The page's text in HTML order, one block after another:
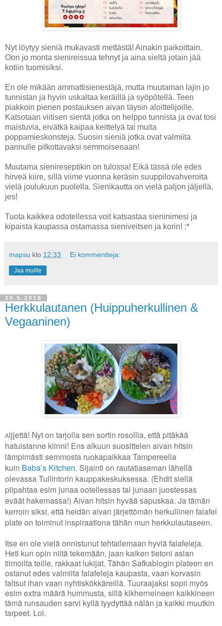
Nyt löytyy sieniä mukavasti mettästä! Ainakin paikoittain.
Oon jo monta sienireissua tehnyt ja aina sieltä jotain jää
kotiin tuomisiksi.
En ole mikään ammattisienestäjä, mutta muutaman lajin jo
tunnistan ja hyvin uskaltaa keräillä ja syöpötellä. Teen
piakkoin pienen postauksen aivan täysin aloittelijoille.
Katsotaan viitisen sientä jotka on helppo tunnista ja ovat tosi
maistuvia, eivätkä kaipaa keittelyä tai muita
poppamieskonsteja. Suosin sieniä jotka ovat valmiita
pannulle pilkottavaksi semmoisenaan!
Muutama sienireseptikin on tulossa! Eikä tässä ole edes
hirveä kiire, sillä viime vuonna keräsin suuppilovahveroita
vielä joulukuun puolella. Sienikautta on vielä paljon jäljellä,
jes!
Tuota kaikkea odotellessa voit katsastaa sieninimesi ja
kipaista kaupassa ostamassa sieniveitsen ja korin! :*
mapsu klo 12:33 Ei kommentteja:
Jaa muille
30.5.2018
Herkkulautanen (Huippuherkullinen &
Vegaaninen)
Aijjettä! Nyt on tarjolla sen sortin rosollia, että pitäkää
hatuistanne kiinni! Ens alkuun suosittelen aivan hitsin
lämpimästi semmosta ruokapaikkaa Tampereella
kuin Baba’s Kitchen. Sijainti on rautatiaseman lähellä
olevassa Tullintorin kauppakeskuksessa. (Ehdit siellä
piipahtaa esim junaa ootellessas tai junaan juostessas
eväät hakemassa!) Aivan hitsin hyvää sapuskaa. Ja tämän
kerroin siksi, että heidän aivan järjettömän herkullinen falafel
plate on toiminut inspiraationa tähän mun herkkulautaseen.
Itse en ole vielä onnistunut tehtailemaan hyviä falafeleja.
Heti kun opin niitä tekemään, jaan kaiken tietoni asian
tiimoilta teille, rakkaat lukijat. Tähän Safkablogin plateen en
ostanut edes valmiita falafeleja kaupasta, vaan korvasin
faltsut ihan vaan nyhtiskökkäreillä. Tuuraajaksi sopii myös
esim extra määrä hummusta, sillä kikherneineen kaikkineen
tämä runsauden sarvi kyllä tyydyttää nälän ja kaikki muutkin
tarpeet. Lol.